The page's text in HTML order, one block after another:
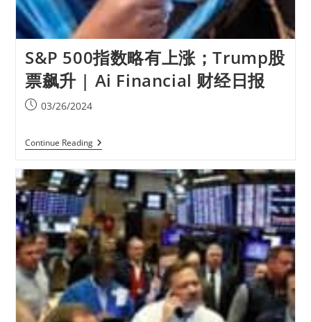
S&P 500指数略有上涨；Trump股
票飙升 | Ai Financial 财经日报
03/26/2024
Continue Reading